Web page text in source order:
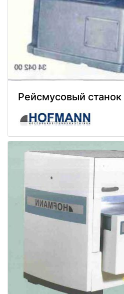
Рейсмусовый станок